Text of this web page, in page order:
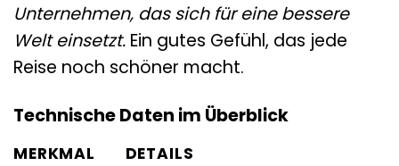
Unternehmen, das sich für eine bessere
Welt einsetzt. Ein gutes Gefühl, das jede
Reise noch schöner macht.
Technische Daten im Überblick
MERKMAL
DETAILS